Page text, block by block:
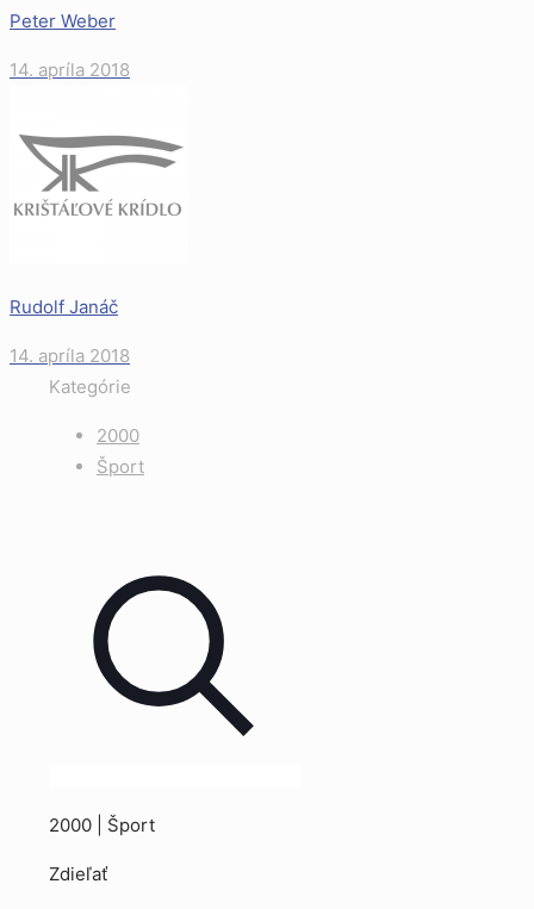
Peter Weber
14. apríla 2018
Rudolf Janáč
14. apríla 2018
Kategórie
2000
Šport
2000 | Šport
Zdieľať